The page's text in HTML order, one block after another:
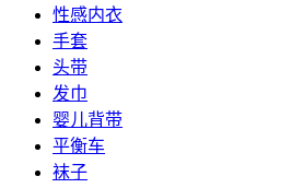
性感内衣
手套
头带
发巾
婴儿背带
平衡车
袜子